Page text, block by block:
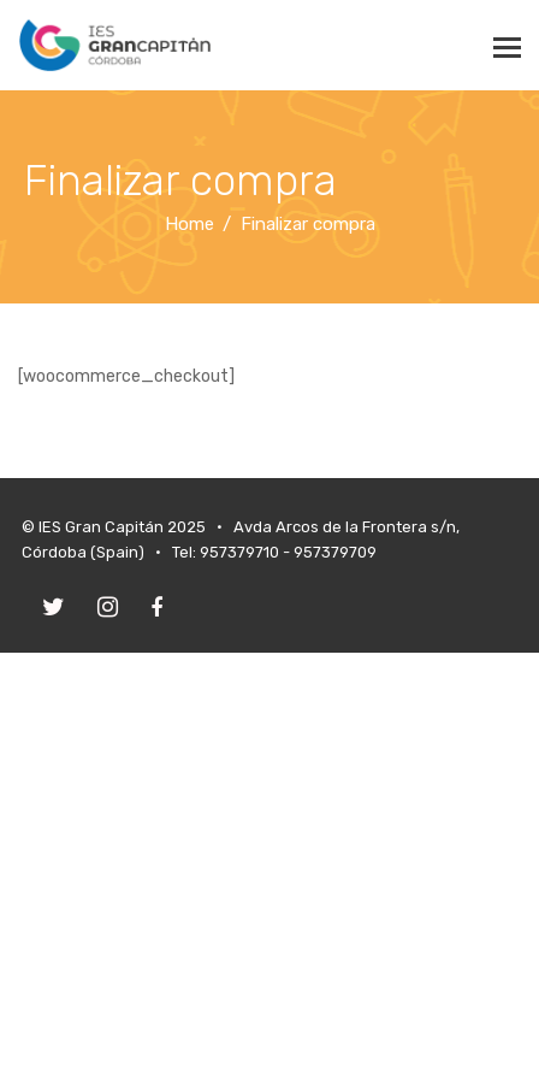
Finalizar compra
Home Finalizar compra
[woocommerce_checkout]
© IES Gran Capitán 2025 • Avda Arcos de la Frontera s/n,
Córdoba (Spain) • Tel: 957379710 - 957379709